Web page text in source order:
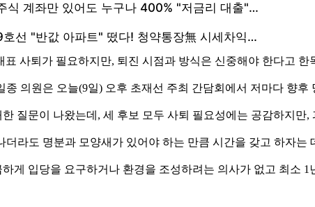
사퇴가 필요하지만, 퇴진 시점과 방식은 신중해야 한다고 한
의원은 오늘(9일) 오후 초재선 주최 간담회에서 저마다 향
질문이 나왔는데, 세 후보 모두 사퇴 필요성에는 공감하지만
라도 명분과 모양새가 있어야 하는 만큼 시간을 갖고 하자는
게 입당을 요구하거나 환경을 조성하려는 의사가 없고 최소